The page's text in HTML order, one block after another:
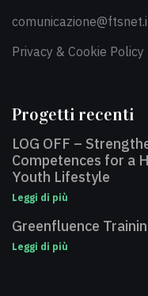
Privacy & Cookie Policy
Progetti recenti
LOG OFF –
Competences for a
Youth Lifestyle
Leggi di più
Greenfluence
Leggi di più